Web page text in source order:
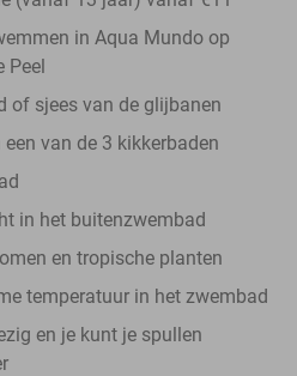
in Aqua Mundo op
Peel
of sjees van de glijbanen
van de 3 kikkerbaden
in het buitenzwembad
en tropische planten
temperatuur in het zwembad
en je kunt je spullen